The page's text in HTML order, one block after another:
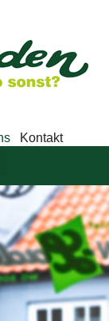
Kontakt